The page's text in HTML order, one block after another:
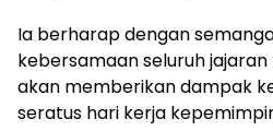
Ia berharap dengan
kebersamaan seluruh
akan memberikan dampak
seratus hari kerja